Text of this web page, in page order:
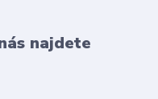
najdete